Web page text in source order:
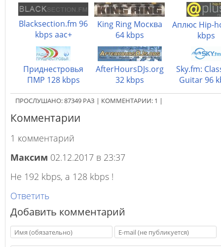
Blacksection.fm 96
kbps aac+
King Ring Москва
64 kbps
Аплюс Hip-
kbps
Приднестровья
ПМР 128 kbps
AfterHoursDJs.org
32 kbps
Sky.fm:
Guitar 96
ПРОСЛУШАНО:87349 РАЗ | КОММЕНТАРИИ: 1 |
Комментарии
1 комментарий
Максим 02.12.2017 в 23:37
Не 192 kbps, а 128 kbps !
Ответить
Добавить комментарий